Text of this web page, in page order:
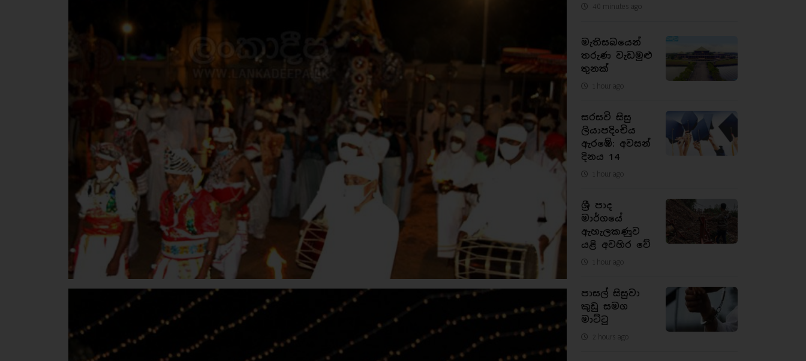
40 minutes ago
මැතිසබයෙන්
තරුණ වැඩමුළු
තුනක්
1 hour ago
සරසවි සිසු
ලියාපදිංචිය
ඇරඹේ: අවසන්
දිනය 14
1 hour ago
ශ්‍රී පාද
මාර්ගයේ
ඇහැලකණුව
යළි අවහිර වේ
1 hour ago
පාසල් සිසුවා
කුඩු සමග
මාට්ටු
2 hours ago